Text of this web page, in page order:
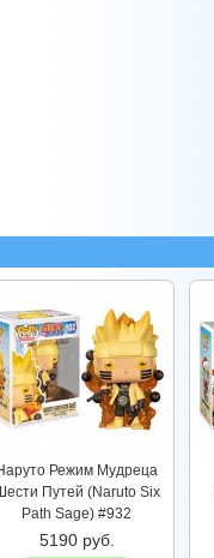
Режим Мудреца
Путей (Naruto Six
Path Sage) #932
5190 руб.